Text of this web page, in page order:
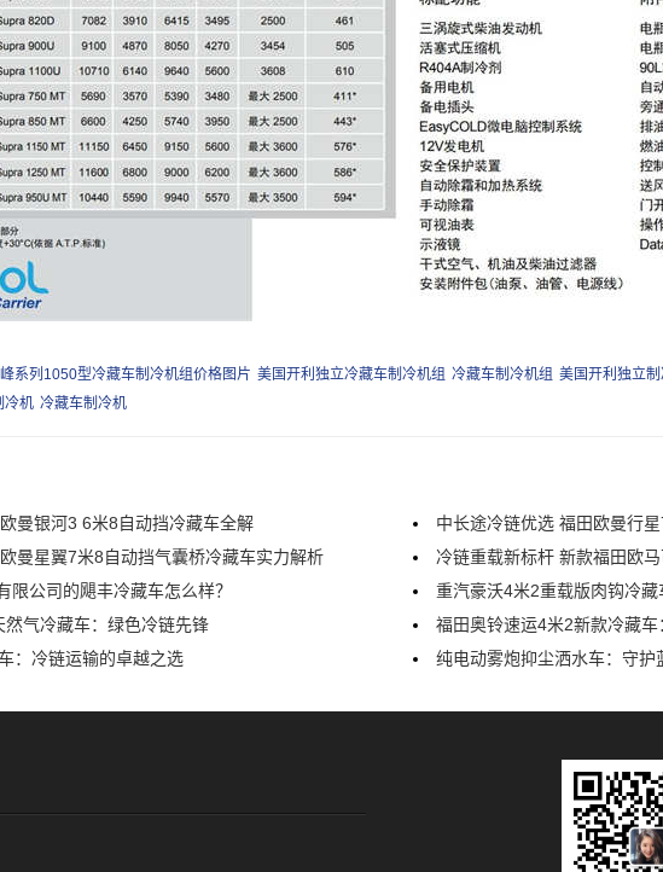
系列1050型冷藏车制冷机组价格图片 美国开利独立冷藏车制冷机组 冷藏车制冷机组 美国开利独立
冷机 冷藏车制冷机
曼银河3 6米8自动挡冷藏车全解
中长途冷链优选 福田欧曼行
曼星翼7米8自动挡气囊桥冷藏车实力解析
冷链重载新标杆 新款福田欧
限公司的飓丰冷藏车怎么样？
重汽豪沃4米2重载版肉钩冷藏
气冷藏车：绿色冷链先锋
福田奥铃速运4米2新款冷藏车
：冷链运输的卓越之选
纯电动雾炮抑尘洒水车：守护